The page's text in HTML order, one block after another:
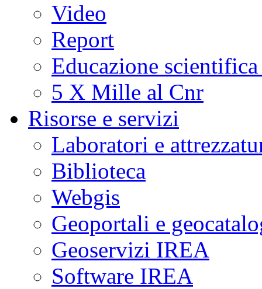
Video
Report
Educazione
5 X Mille al Cnr
Risorse e servizi
Laboratori e
Biblioteca
Webgis
Geoportali e
Geoservizi IREA
Software IREA